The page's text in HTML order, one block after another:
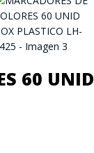
60 UNID